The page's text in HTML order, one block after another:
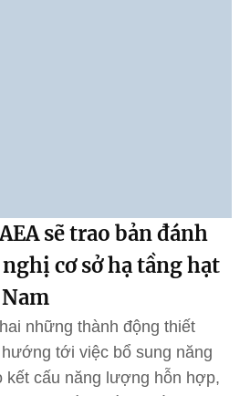
sẽ trao bản đánh
cơ sở hạ tầng hạt
những thành động thiết
tới việc bổ sung năng
kết cấu năng lượng hỗn hợp,